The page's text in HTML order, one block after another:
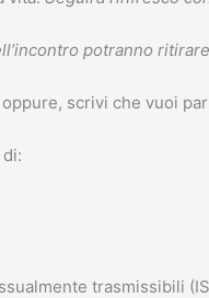
potranno
scrivi che vuoi
trasmissibili